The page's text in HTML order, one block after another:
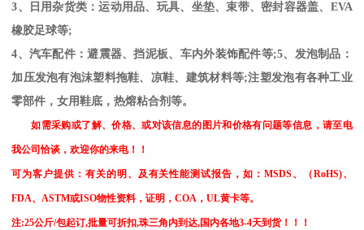
3、日用杂货类：运动用品、玩具、坐垫、束带、密封容器盖、 EVA
橡胶足球等;
4、汽车配件：避震器、挡泥板、车内外装饰配件等;5、发泡制品：
加压发泡有泡沫塑料拖鞋、凉鞋、建筑材料等;注塑发泡有各种工业
零部件，女用鞋底，热熔粘合剂等。
如需采购或了解、价格、或对该信息的图片和价格有问题等信息，请至电
我公司恰谈，欢迎你的来电！！
可为客户提供：有关的明、及有关性能测试报告，如： MSDS、 （RoHS)、
FDA、ASTM或ISO物性资料，证明，COA ，UL黄卡等。
注:25公斤/包起订,批量可折扣,珠三角内到达,国内各地3-4天到货！！！